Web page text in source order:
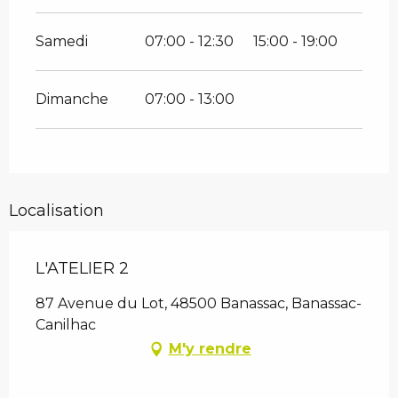
Samedi 07:00 - 12:30 15:00 - 19:00
Dimanche 07:00 - 13:00
Localisation
L'ATELIER 2
87 Avenue du Lot, 48500 Banassac, Banassac-
Canilhac
M'y rendre